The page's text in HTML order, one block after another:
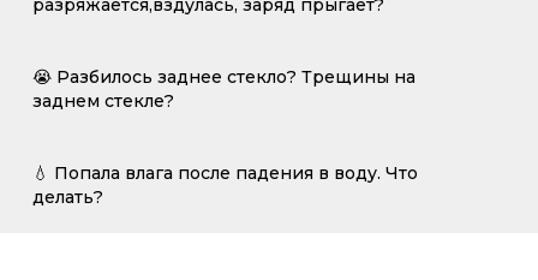
разряжается,вздулась, заряд прыгает?
😭 Разбилось заднее стекло? Трещины на
заднем стекле?
💧 Попала влага после падения в воду. Что
делать?